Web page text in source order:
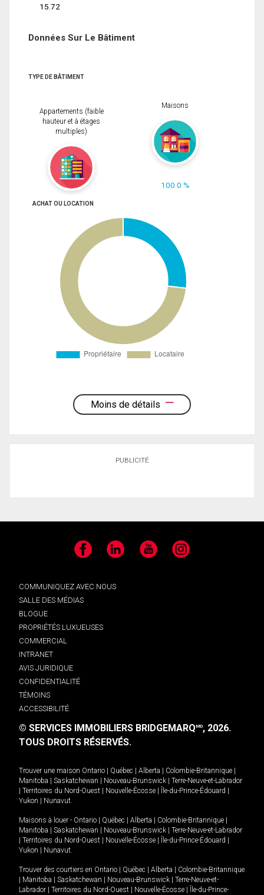
15.72
Données Sur Le Bâtiment
TYPE DE BÂTIMENT
Appartements (faible
hauteur et à étages
multiples)
Maisons
100.0 %
ACHAT OU LOCATION
Moins de détails
PUBLICITÉ
Facebook LinkedIn YouTube Instagram
COMMUNIQUEZ AVEC NOUS
SALLE DES MÉDIAS
BLOGUE
PROPRIÉTÉS LUXUEUSES
COMMERCIAL
INTRANET
AVIS JURIDIQUE
CONFIDENTIALITÉ
TÉMOINS
ACCESSIBILITÉ
© SERVICES IMMOBILIERS BRIDGEMARQMD, 2026.
TOUS DROITS RÉSERVÉS.
Trouver une maison Ontario Québec Alberta Colombie-Britannique
Manitoba
Saskatchewan Nouveau-Brunswick
Terre-Neuve-et-Labrador
Territoires du Nord-Ouest Nouvelle-Écosse Île-du-Prince-Édouard
Yukon
Nunavut.
Maisons à louer - Ontario Québec Alberta Colombie-Britannique
Manitoba
Saskatchewan Nouveau-Brunswick
Terre-Neuve-et-Labrador
Territoires du Nord-Ouest Nouvelle-Écosse Île-du-Prince-Édouard
Yukon
Nunavut.
Trouver des courtiers en Ontario Québec Alberta
Colombie-Britannique
Manitoba Saskatchewan Nouveau-Brunswick
Terre-Neuve-et-
Labrador
Territoires du Nord-Ouest Nouvelle-Écosse
Île-du-Prince-